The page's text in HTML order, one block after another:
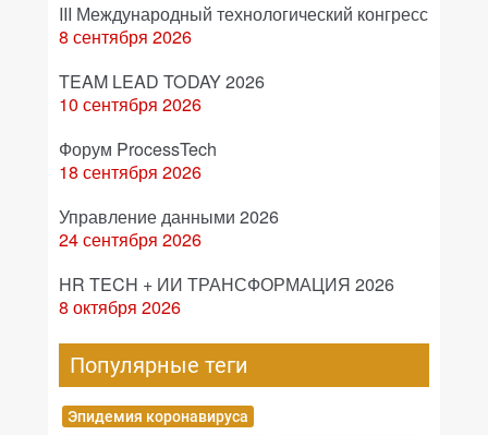
III Международный технологический конгресс
8 сентября 2026
TEAM LEAD TODAY 2026
10 сентября 2026
Форум ProcessTech
18 сентября 2026
Управление данными 2026
24 сентября 2026
HR TECH + ИИ ТРАНСФОРМАЦИЯ 2026
8 октября 2026
Популярные теги
Эпидемия коронавируса